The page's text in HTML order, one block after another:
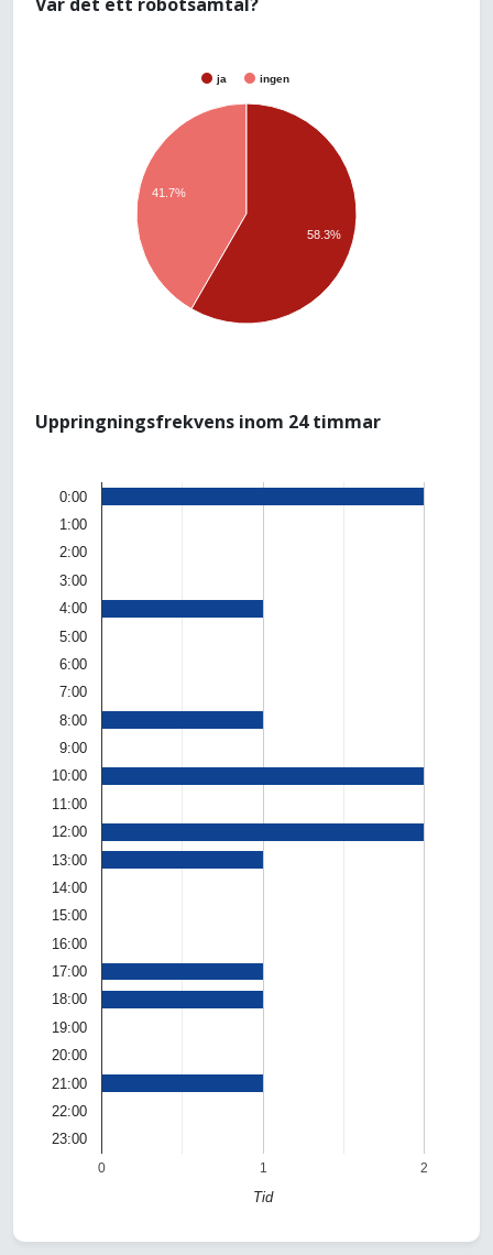
ja ingen
41.7%
58.3%
Uppringningsfrekvens inom 24 timmar
0 1 2
0:00
1:00
2:00
3:00
4:00
5:00
6:00
7:00
8:00
9:00
10:00
11:00
12:00
13:00
14:00
15:00
16:00
17:00
18:00
19:00
20:00
21:00
22:00
23:00
Tid